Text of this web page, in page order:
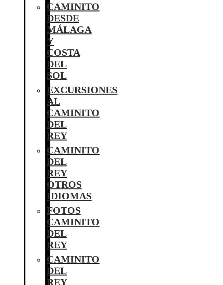
CAMINITO
DESDE
MÁLAGA
Y
COSTA
DEL
SOL
EXCURSIONES
AL
CAMINITO
DEL
REY
CAMINITO
DEL
REY
OTROS
IDIOMAS
FOTOS
CAMINITO
DEL
REY
CAMINITO
DEL
REY